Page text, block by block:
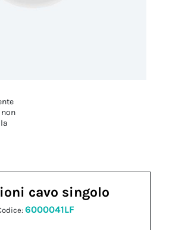
cavo singolo
6000041LF